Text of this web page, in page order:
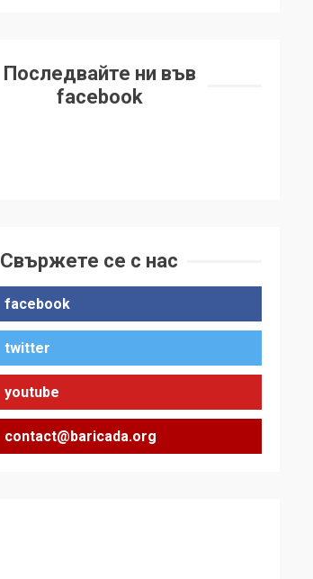
Последвайте ни във
facebook
Свържете се с нас
facebook
twitter
youtube
contact@baricada.org